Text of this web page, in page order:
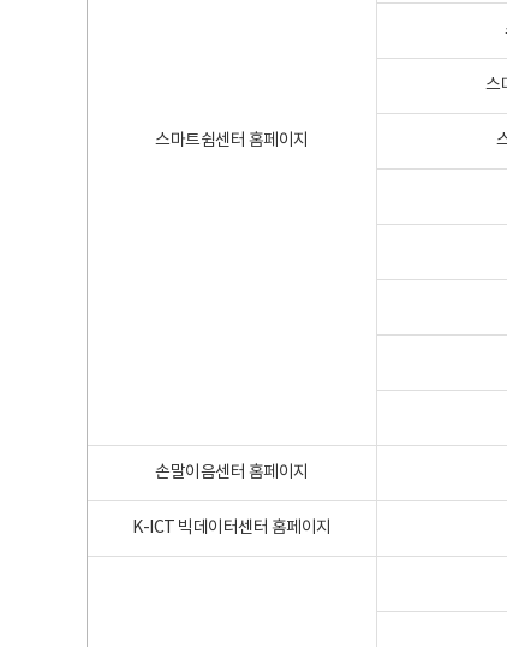
스마트쉼센터 홈페이지
스
손말이음센터 홈페이지
K-ICT 빅데이터센터 홈페이지